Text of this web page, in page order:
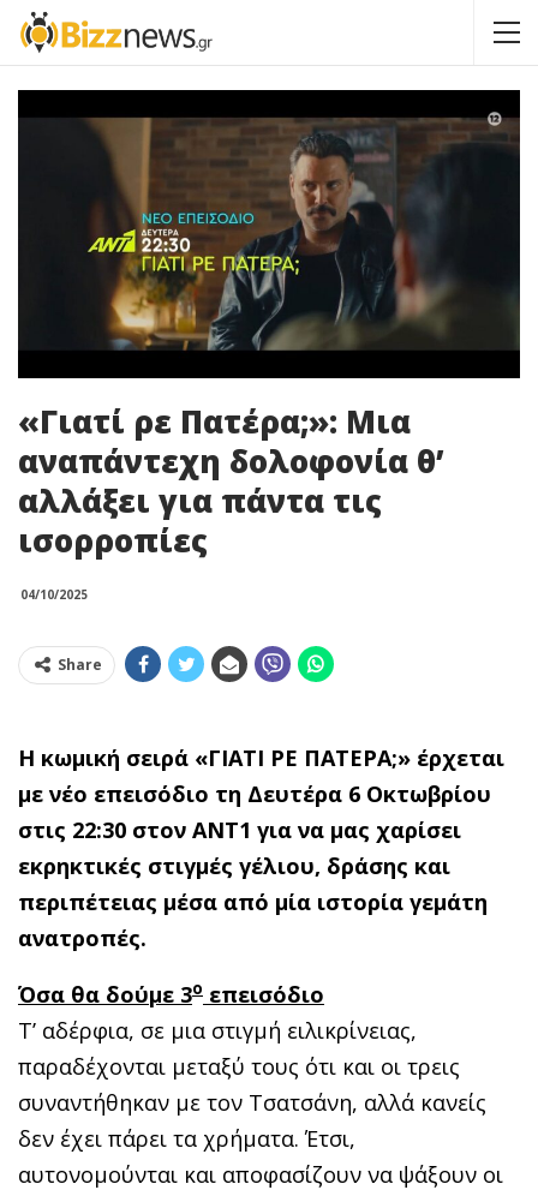
«Γιατί ρε Πατέρα;»: Μια
αναπάντεχη δολοφονία θ’
αλλάξει για πάντα τις
ισορροπίες
04/10/2025
Share
H κωμική σειρά «ΓΙΑΤΙ ΡΕ ΠΑΤΕΡΑ;» έρχεται
με νέο επεισόδιο τη Δευτέρα 6 Οκτωβρίου
στις 22:30 στον ΑΝΤ1 για να μας χαρίσει
εκρηκτικές στιγμές γέλιου, δράσης και
περιπέτειας μέσα από μία ιστορία γεμάτη
ανατροπές.
Όσα θα δούμε 3ο επεισόδιο
Τ’ αδέρφια, σε μια στιγμή ειλικρίνειας,
παραδέχονται μεταξύ τους ότι και οι τρεις
συναντήθηκαν με τον Τσατσάνη, αλλά κανείς
δεν έχει πάρει τα χρήματα. Έτσι,
αυτονομούνται και αποφασίζουν να ψάξουν οι